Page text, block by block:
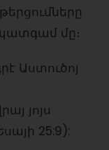
մը։
Աստուծոյ
յոյս
25:9):